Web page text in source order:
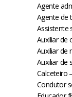
Agente
Agente de
Assistente
Auxiliar de
Auxiliar de
Auxiliar de
Calceteiro
Condutor